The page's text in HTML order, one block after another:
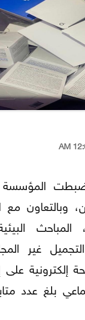
المؤسسة
وبالتعاون مع
المباحث
غير
إلكترونية